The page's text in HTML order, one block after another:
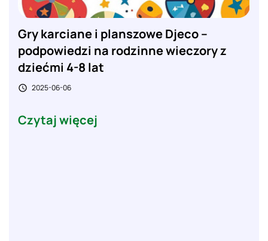
Gry karciane i planszowe Djeco –
podpowiedzi na rodzinne wieczory z
dziećmi 4-8 lat
 2025-06-06
Czytaj więcej